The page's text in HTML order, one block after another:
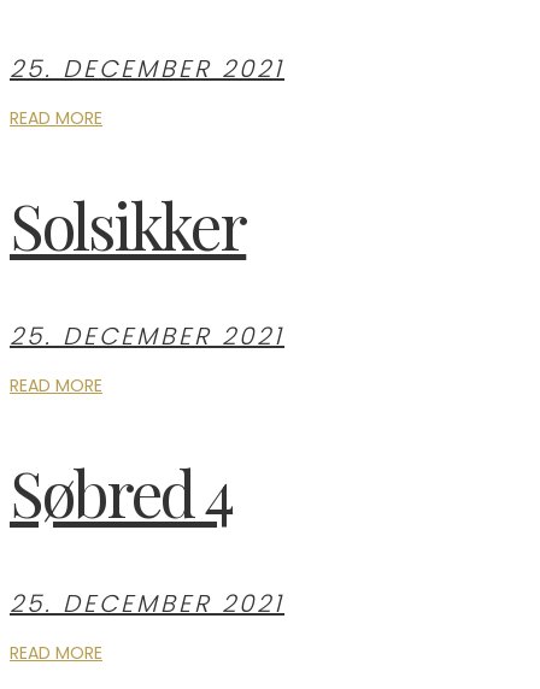
25. DECEMBER 2021
READ MORE
Solsikker
25. DECEMBER 2021
READ MORE
Søbred 4
25. DECEMBER 2021
READ MORE